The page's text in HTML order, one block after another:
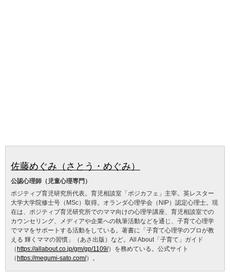
佐藤めぐみ（さとう・めぐみ）
公認心理師（児童心理専門）
ポジティブ育児研究所代表。育児相談室「ポジカフェ」主宰。英レスター
大学大学院修士号（MSc）取得。オランダ心理学会（NIP）認定心理士。現
在は、ポジティブ育児研究所でのママ向けの心理学講座、育児相談室での
カウンセリング、メディアや企業への執筆活動などを通じ、子育て心理学
でママをサポートする活動をしている。著書に「子育て心理学のプロが教
える 輝くママの習慣」（あさ出版）など。All About「子育て」ガイド
（https://allabout.co.jp/gm/gp/1109/）を務めている。公式サイト
（https://megumi-sato.com/）。